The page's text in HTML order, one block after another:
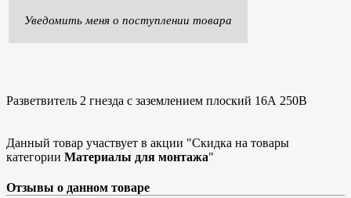
Уведомить меня о поступлении товара
Разветвитель 2 гнезда с заземлением плоский 16А 250В
Данный товар участвует в акции "Скидка на товары
категории Материалы для монтажа"
Отзывы о данном товаре